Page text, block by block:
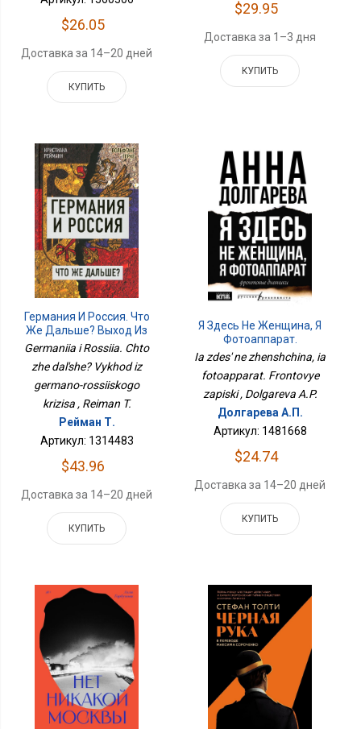
$26.05
Доставка за 14–20 дней
КУПИТЬ
$29.95
Доставка за 1–3 дня
КУПИТЬ
Германия И Россия. Что
Же Дальше? Выход Из
Германо-Российского
Germaniia i Rossiia. Chto
zhe dal'she? Vykhod iz
germano-rossiiskogo
krizisa , Reiman T.
Рейман Т.
Артикул: 1314483
$43.96
Доставка за 14–20 дней
КУПИТЬ
Я Здесь Не Женщина, Я
Фотоаппарат.
Фронтовые Записки
Ia zdes' ne zhenshchina, ia
fotoapparat. Frontovye
zapiski , Dolgareva A.P.
Долгарева А.П.
Артикул: 1481668
$24.74
Доставка за 14–20 дней
КУПИТЬ